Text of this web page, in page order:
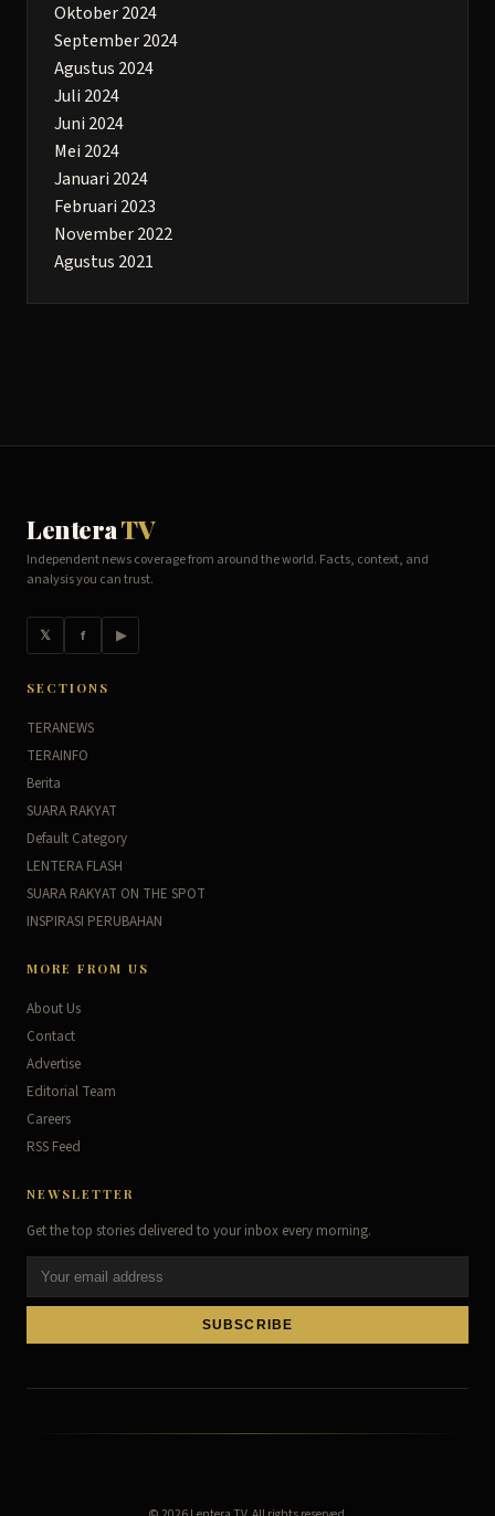
Oktober 2024
September 2024
Agustus 2024
Juli 2024
Juni 2024
Mei 2024
Januari 2024
Februari 2023
November 2022
Agustus 2021
LenteraTV
Independent news coverage from around the world. Facts, context, and
analysis you can trust.
𝕏 f ▶
SECTIONS
TERANEWS
TERAINFO
Berita
SUARA RAKYAT
Default Category
LENTERA FLASH
SUARA RAKYAT ON THE SPOT
INSPIRASI PERUBAHAN
MORE FROM US
About Us
Contact
Advertise
Editorial Team
Careers
RSS Feed
NEWSLETTER
Get the top stories delivered to your inbox every morning.
SUBSCRIBE